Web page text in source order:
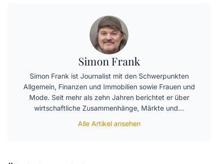
Simon Frank
Simon Frank ist Journalist mit den Schwerpunkten
Allgemein, Finanzen und Immobilien sowie Frauen und
Mode. Seit mehr als zehn Jahren berichtet er über
wirtschaftliche Zusammenhänge, Märkte und…
Alle Artikel ansehen